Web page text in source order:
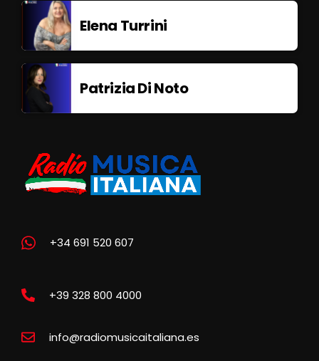
Elena Turrini
Patrizia Di Noto
+34 691 520 607
+39 328 800 4000
info@radiomusicaitaliana.es